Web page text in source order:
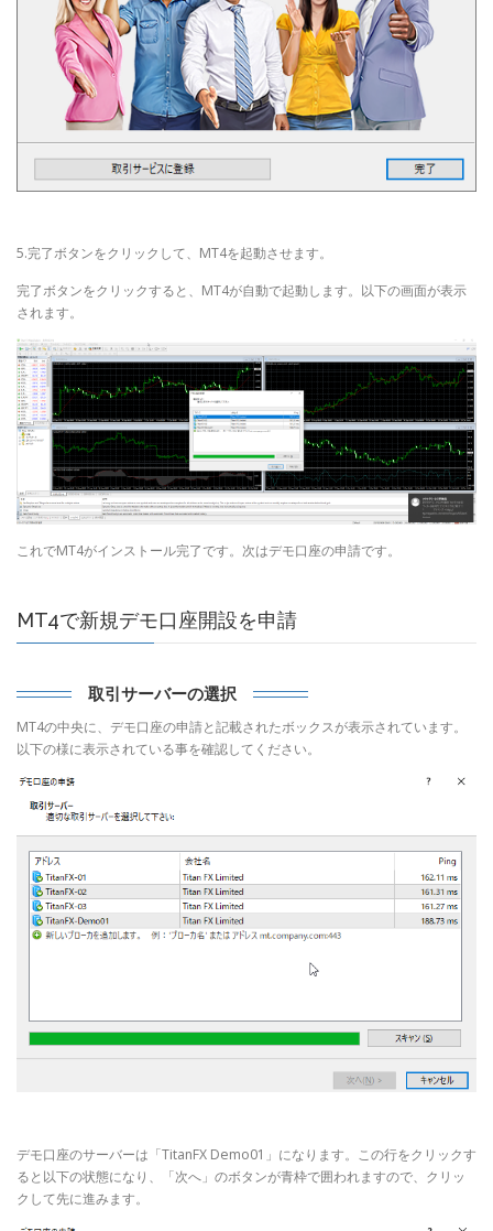
5.完了ボタンをクリックして、MT4を起動させます。
完了ボタンをクリックすると、MT4が自動で起動します。以下の画面が表示
されます。
これでMT4がインストール完了です。次はデモ口座の申請です。
MT4で新規デモ口座開設を申請
取引サーバーの選択
MT4の中央に、デモ口座の申請と記載されたボックスが表示されています。
以下の様に表示されている事を確認してください。
デモ口座のサーバーは「TitanFX Demo01」になります。この行をクリックす
ると以下の状態になり、「次へ」のボタンが青枠で囲われますので、クリッ
クして先に進みます。